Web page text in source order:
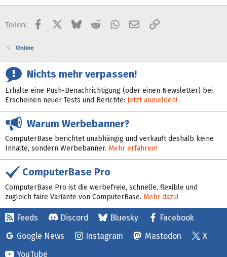
Teilen: FacebookX (Twitter)
BlueskyRedditWhatsApp
E-MailLink
Online
Nichts mehr verpassen!
Erhalte eine Push-Benachrichtigung (oder einen Newsletter) bei
Erscheinen neuer Tests und Berichte: Jetzt anmelden!
Warum Werbebanner?
ComputerBase berichtet unabhängig und verkauft deshalb keine
Inhalte, sondern Werbebanner. Mehr erfahren!
ComputerBase Pro
ComputerBase Pro ist die werbefreie, schnelle, flexible und
zugleich faire Variante von ComputerBase. Mehr dazu!
Feeds Discord Bluesky
Facebook
Google News
Instagram Mastodon
X
YouTube